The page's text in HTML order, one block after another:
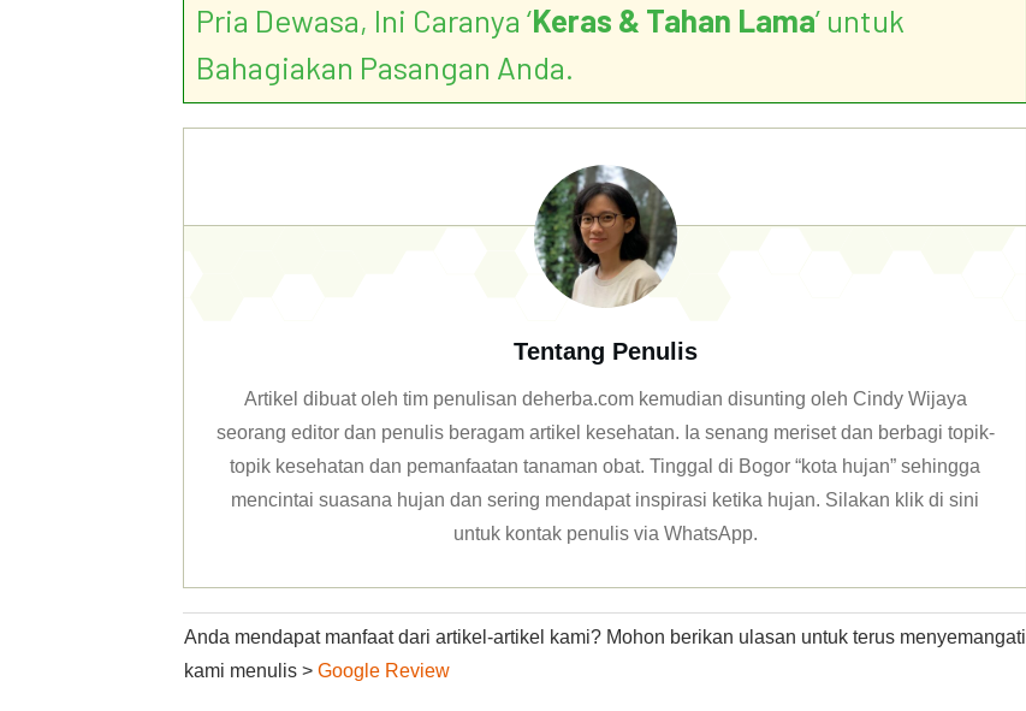
Pria Dewasa, Ini Caranya ‘Keras & Tahan Lama’ untuk
Bahagiakan Pasangan Anda.
Tentang Penulis
Artikel dibuat oleh tim penulisan deherba.com kemudian disunting oleh Cindy Wijaya
seorang editor dan penulis beragam artikel kesehatan. Ia senang meriset dan berbagi topik-
topik kesehatan dan pemanfaatan tanaman obat. Tinggal di Bogor “kota hujan” sehingga
mencintai suasana hujan dan sering mendapat inspirasi ketika hujan. Silakan klik di sini
untuk kontak penulis via WhatsApp.
Anda mendapat manfaat dari artikel-artikel kami? Mohon berikan ulasan untuk terus menyemangati
kami menulis > Google Review